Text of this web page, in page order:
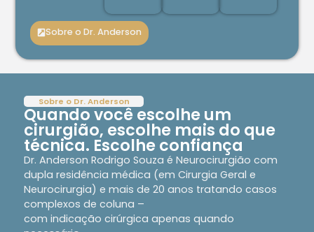
Sobre o Dr. Anderson
Sobre o Dr. Anderson
Quando você escolhe um
cirurgião, escolhe mais do que
técnica. Escolhe confiança
Dr. Anderson Rodrigo Souza é Neurocirurgião com
dupla residência médica (em Cirurgia Geral e
Neurocirurgia) e mais de 20 anos tratando casos
complexos de coluna –
com indicação cirúrgica apenas quando